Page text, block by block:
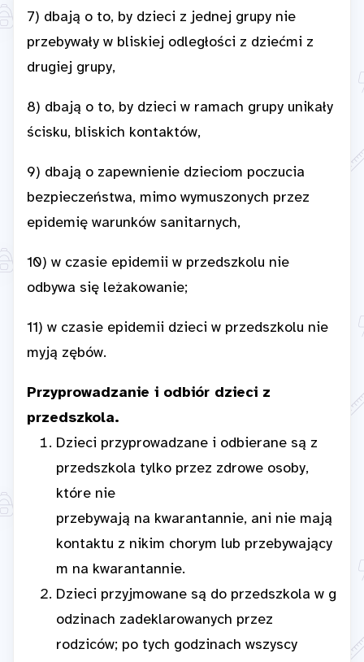
7) dbają o to, by dzieci z jednej grupy nie
przebywały w bliskiej odległości z dziećmi z
drugiej grupy,
8) dbają o to, by dzieci w ramach grupy unikały
ścisku, bliskich kontaktów,
9) dbają o zapewnienie dzieciom poczucia
bezpieczeństwa, mimo wymuszonych przez
epidemię warunków sanitarnych,
10) w czasie epidemii w przedszkolu nie
odbywa się leżakowanie;
11) w czasie epidemii dzieci w przedszkolu nie
myją zębów.
Przyprowadzanie i odbiór dzieci z
przedszkola.
Dzieci przyprowadzane i odbierane są z
przedszkola tylko przez zdrowe osoby,
które nie
przebywają na kwarantannie, ani nie mają
kontaktu z nikim chorym lub przebywający
m na kwarantannie.
Dzieci przyjmowane są do przedszkola w g
odzinach zadeklarowanych przez
rodziców; po tych godzinach wszyscy